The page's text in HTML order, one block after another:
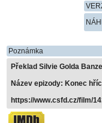
Poznámka
Překlad Silvie Golda
Název epizody: Konec
https://www.csfd.cz/film/